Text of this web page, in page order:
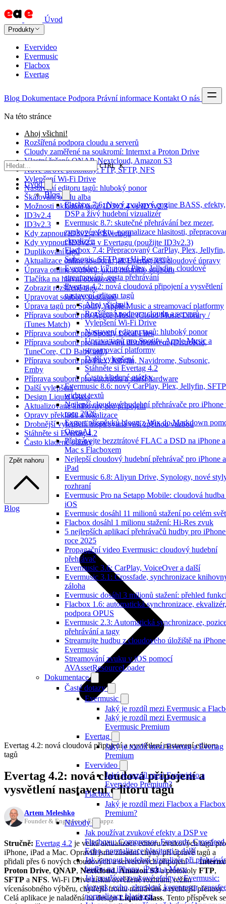
Úvod
Produkty
Evervideo
Evermusic
Flacbox
Evertag
Blog Dokumentace Podpora Právní informace Kontakt O nás
CTRL K
Úvod
Blog
Flacbox 7.6: Nový zvukový engine BASS, efekty,
DSP a živý hudební vizualizér
Evermusic 8.7: skutečné přehrávání bez mezer,
zvukové efekty, normalizace hlasitosti,
ekvalizér
Flacbox 7.4: Přepracovaný CarPlay, Plex, Jellyfin,
Subsonic, SFTP pro Hi-Res zvuk
Evervideo 1.7: nové Plex, Jellyfin, cloudové
streamování, gesta přehrávání
Evertag 4.2: nová cloudová připojení a vysvětlení
nastavení editoru tagů
Ahoj všichni!
Rozšířená podpora cloudu a serverů
Vylepšení Wi-Fi Drive
Nastavení editoru tagů: hluboký ponor
Úprava tagů pro Spotify, Apple Music a
streamovací platformy
Další vylepšení
Stáhněte si Evertag 4.2
Často kladené otázky
Evermusic 8.6: nový CarPlay, Plex, Jellyfin,
widget textů
Nejlepší cloudové hudební přehrávače pro iPhone
roce 2026
Export příspěvků blogu z Wix do Markdown
OpenAI
Přehrávejte bezztrátové FLAC a DSD na iPhone a
Mac s Flacboxem
Nejlepší cloudový hudební přehrávač pro iPhone a
iPad
Evermusic 6.8: Aliyun Drive, Synology, nové
rozhraní
Evermusic Pro na Setapp Mobile: cloudová
iOS
Evermusic dosáhl 11 milionů stažení po celém
Flacbox dosáhl 1 milionu stažení: Hi-Res zvuk
5 nejlepších aplikací přehrávačů hudby pro
roce 2025
Propagační video Evermusic: cloudový hudební
přehrávač
Evermusic 3.6: CarPlay, VoiceOver a další
Evermusic 3.1: Crossfade, synchronizace
záloha
Evermusic dosáhl 3 milionů stažení: přehled
Flacbox 1.6: automatická synchronizace, ekvalizér,
podpora OPUS
Evermusic 2.3: Automatická synchronizace,
přehrávání a tagy
Streamujte hudbu z cloudového úložiště na
Evermusic
Streamování zvuku v iOS pomocí
AVAssetResourceLoader
Dokumentace
Časté dotazy
Evermusic
Jaký je rozdíl mezi Evermusic a
Jaký je rozdíl mezi Evermusic a
Evermusic Premium
Evertag
Jaký je rozdíl mezi Evertag a Evertag
Premium
Evervideo
Jaký je rozdíl mezi Evervideo a
Evervideo Premium?
Flacbox
Jaký je rozdíl mezi Flacbox a Flacbox
Premium?
Návody
Jak používat zvukové efekty a DSP ve
Flacboxu: Compressor, Freeverb, Crossfeed,
Echo, normalizace hlasitosti a další
Jak zapnout hudební vizualizér při
hudby na iPhonu, iPadu a Macu
Jak používat zvukové efekty v Evermusic:
dozvuk, echo, zkreslení, kompresor,
normalizace hlasitosti
Na této stránce
Ahoj všichni!
Rozšířená podpora cloudu a serverů
Cloudy zaměřené na soukromí: Internxt a Proton Drive
Vlastní řešení: QNAP, Nextcloud, Amazon S3
Nové síťové protokoly: FTP, SFTP, NFS
Vylepšení Wi-Fi Drive
Nastavení editoru tagů: hluboký ponor
Škálování obalu alba
Možnosti ukládání tagů: ID3v2.4 vs ID3v2.3
ID3v2.4
ID3v2.3
Kdy zapnout ID3v2.4 v Evertagu
Kdy vypnout ID3v2.4 v Evertagu (použijte ID3v2.3)
Duplikování tagů
Aktualizace online souborů: jak Evertag řeší cloudové úpravy
Úprava online souborů: úklid místního souboru
Tlačítka na hlavní obrazovce
Zobrazit rozšířené tagy
Upravovat soubory současně
Úprava tagů pro Spotify, Apple Music a streamovací platformy
Příprava souborů pro Apple Music (Cloud Music Library /
iTunes Match)
Příprava souborů pro Spotify Local Files
Příprava souborů pro nahrávání distributorem (DistroKid,
TuneCore, CD Baby atd.)
Příprava souborů pro Plex, Jellyfin, Navidrome, Subsonic,
Emby
Příprava souborů pro autorádia a starší hardware
Další vylepšení
Design Liquid Glass
Aktualizované knihovny pro připojení
Opravy překladu a lokalizace
Drobnější vylepšení inspirovaná vaší zpětnou vazbou
Stáhněte si Evertag 4.2
Často kladené otázky
Zpět nahoru
Blog
Evertag 4.2: nová cloudová připojení a vysvětlení nastavení editoru
tagů
Evertag 4.2: nová cloudová připojení a
vysvětlení nastavení editoru tagů
Artem Meleshko
Founder & Engineer at Everappz
Stručně: Evertag 4.2 je velká aktualizace editoru zvukových tagů pro
iPhone, iPad a Mac. Opravili jsme zásadní chyby při úpravě tagů a
přidali přes 6 nových cloudových a serverových připojení —
Proton Drive, QNAP, Nextcloud,Amazon S3a protokoly FTP,
SFTP a NFS. Wi-Fi Drive získal osvěžené rozhraní, režim
vícenásobného výběru, chytřejší frontu nahrávání a rychlejší přenosy.
Celá aplikace je naladěná na designLiquid Glass. Tento příspěvek se